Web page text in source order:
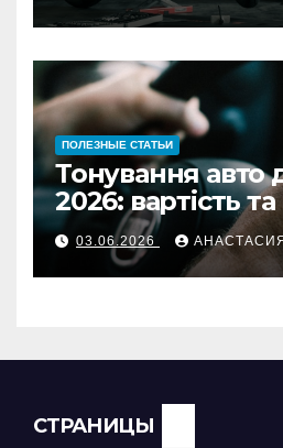
ПОЛЕЗНЫЕ СТАТЬИ
Тонування авто
2026: вартість
03.06.2026
СТРАНИЦЫ